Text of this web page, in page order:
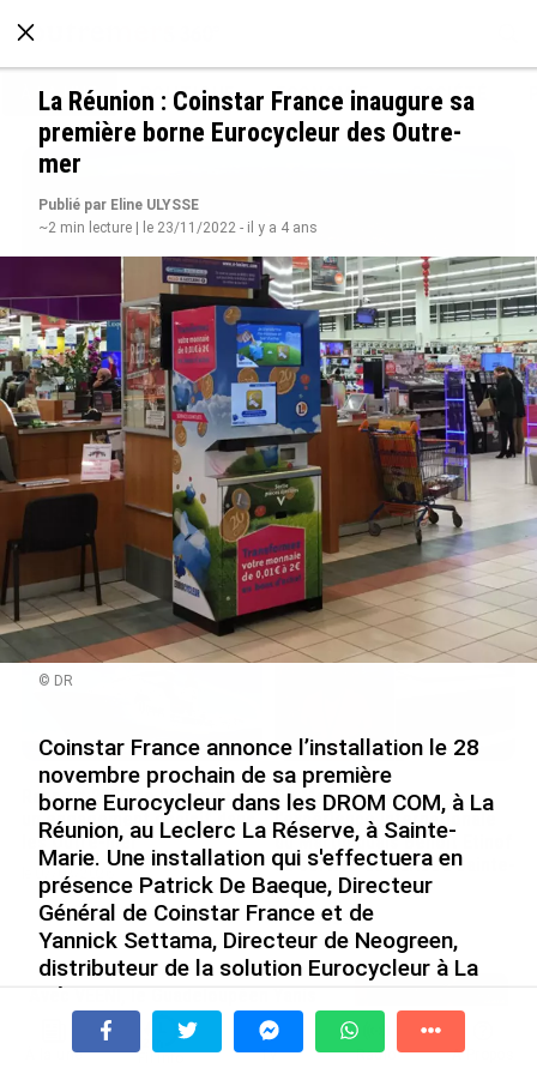
À LA UNE POLITIQUE ECONOMIE SOCIÉTÉ
SÉRIE. Histoire des chefs-lieux d’Outre-mer :
Nouméa, une capitale construite par le bagne,
le nickel et le Pacifique
le 08/08/2026
Rapport 2025 de l’Ifremer :
un engagement décisif dans
les Outre-mer
le 07/08/2026
De Messi à Trump :
l’expérience internationale
du Martiniquais Benoît Etinof
au service du Karibea Sainte-
Luce en Martinique
le 07/08/2026
Avec VEENI, le Guadeloupéen Yanis
Foy entend participer au
développement tourist...
À la une Tv Radio A Propos
La Réunion : Coinstar France inaugure sa
première borne Eurocycleur des Outre-
mer
Publié par Eline ULYSSE
~2 min lecture | le 23/11/2022 - il y a 4 ans
© DR
Coinstar France annonce l’installation le 28
novembre prochain de sa première
borne Eurocycleur dans les DROM COM, à La
Réunion, au Leclerc La Réserve, à Sainte-
Marie. Une installation qui s'effectuera en
présence Patrick De Baeque, Directeur
Général de Coinstar France et de
Yannick Settama, Directeur de Neogreen,
distributeur de la solution Eurocycleur à La
Réunion.